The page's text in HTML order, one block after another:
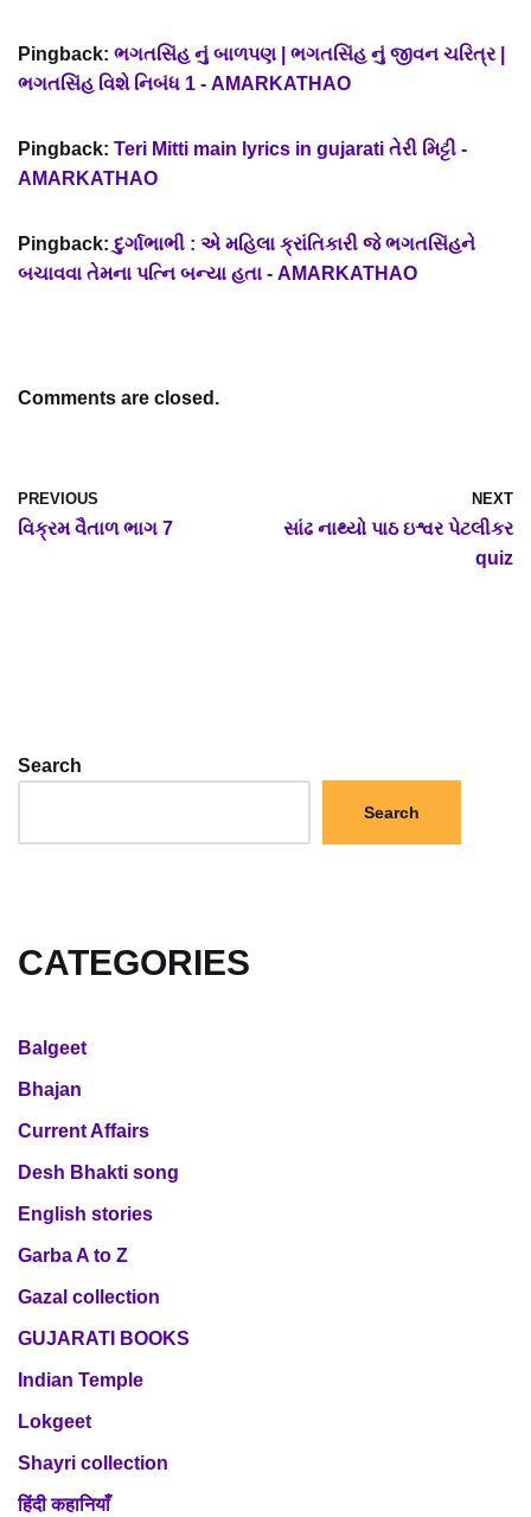
Pingback: ભગતસિંહ નું બાળપણ | ભગતસિંહ નું જીવન ચરિત્ર |
ભગતસિંહ વિશે નિબંધ 1 - AMARKATHAO
Pingback: Teri Mitti main lyrics in gujarati તેરી મિટ્ટી -
AMARKATHAO
Pingback: દુર્ગાભાભી : એ મહિલા ક્રાંતિકારી જે ભગતસિંહને
બચાવવા તેમના પત્નિ બન્યા હતા - AMARKATHAO
Comments are closed.
PREVIOUS
વિક્રમ વૈતાળ ભાગ 7
NEXT
સાંઢ નાથ્યો પાઠ ઇશ્વર પેટલીકર
quiz
Search
Search
CATEGORIES
Balgeet
Bhajan
Current Affairs
Desh Bhakti song
English stories
Garba A to Z
Gazal collection
GUJARATI BOOKS
Indian Temple
Lokgeet
Shayri collection
हिंदी कहानियाँ